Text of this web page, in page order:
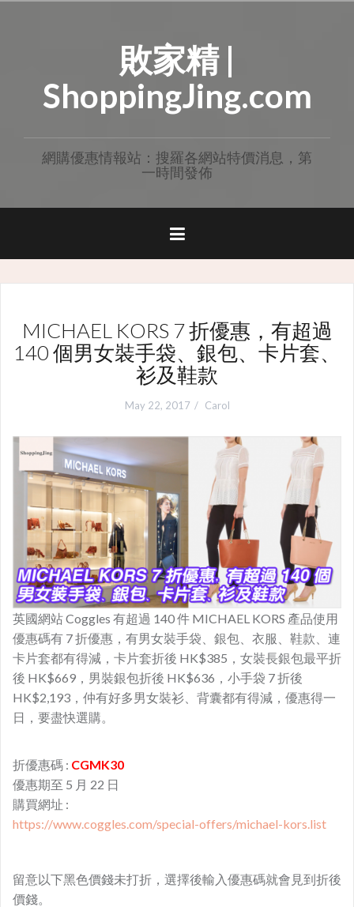
敗家精 |
ShoppingJing.com
網購優惠情報站：搜羅各網站特價消息，第
一時間發佈
MICHAEL KORS 7 折優惠，有超過
140 個男女裝手袋、銀包、卡片套、
衫及鞋款
May 22, 2017 Carol
英國網站 Coggles 有超過 140 件 MICHAEL KORS 產品使用
優惠碼有 7 折優惠，有男女裝手袋、銀包、衣服、鞋款、連
卡片套都有得減，卡片套折後 HK$385，女裝長銀包最平折
後 HK$669，男裝銀包折後 HK$636，小手袋 7 折後
HK$2,193，仲有好多男女裝衫、背囊都有得減，優惠得一
日，要盡快選購。
折優惠碼 : CGMK30
優惠期至 5 月 22 日
購買網址 :
https://www.coggles.com/special-offers/michael-kors.list
留意以下黑色價錢未打折，選擇後輸入優惠碼就會見到折後
價錢。